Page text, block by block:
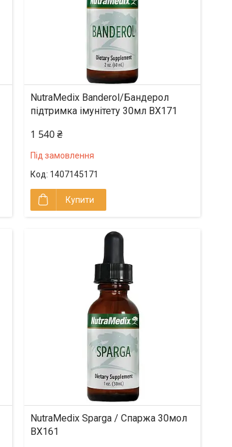
NutraMedix Banderol/Бандерол
підтримка імунітету 30мл BX171
1 540 ₴
Під замовлення
1407145171
Купити
NutraMedix Sparga / Спаржа 30мол
BX161